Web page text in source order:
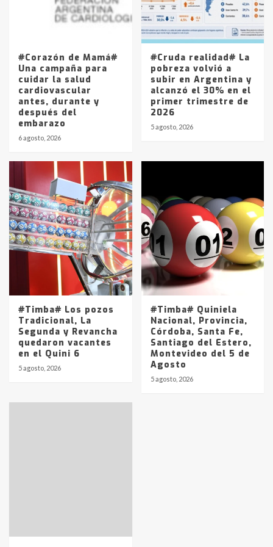
Frígorífico Indio Pampa
2
14 allanamientos con Gendarmería
en T.Lauquen, Pehuajó y Carlos
Casares
Identidad de los adolescentes
pampeanos que fueron
4
Accidente en Ruta 5: falleció un
joven de Trenque Lauquen
Los precios de los combustibles en
La Pampa, desde YPF hasta Axion
entre 857 a 1338 pesos
#Corazón de Mamá#
Una campaña para
cuidar la salud
cardiovascular
antes, durante y
después del
embarazo
6 agosto, 2026
#Cruda realidad# La
pobreza volvió a
subir en Argentina y
alcanzó el 30% en el
primer trimestre de
2026
5 agosto, 2026
#Timba# Los pozos
Tradicional, La
Segunda y Revancha
quedaron vacantes
en el Quini 6
5 agosto, 2026
#Timba# Quiniela
Nacional, Provincia,
Córdoba, Santa Fe,
Santiago del Estero,
Montevideo del 5 de
Agosto
5 agosto, 2026